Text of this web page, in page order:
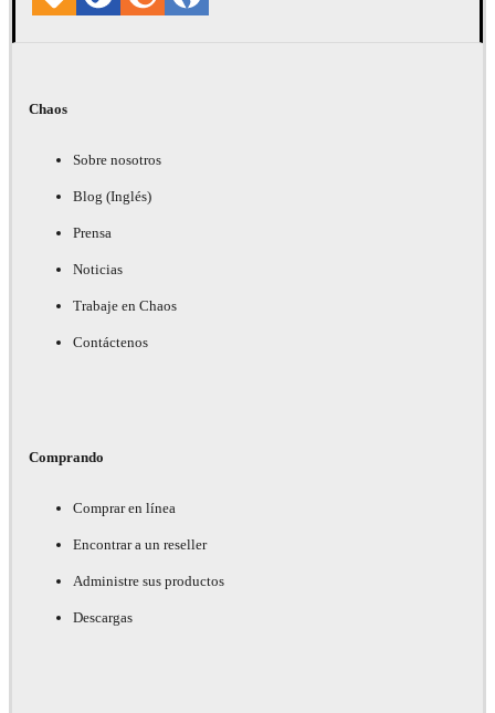
Chaos
Sobre nosotros
Blog (Inglés)
Prensa
Noticias
Trabaje en Chaos
Contáctenos
Comprando
Comprar en línea
Encontrar a un reseller
Administre sus productos
Descargas